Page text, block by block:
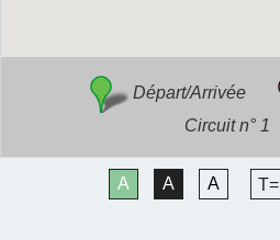
Départ/Arrivée
Circuit n° 1
A A A T=